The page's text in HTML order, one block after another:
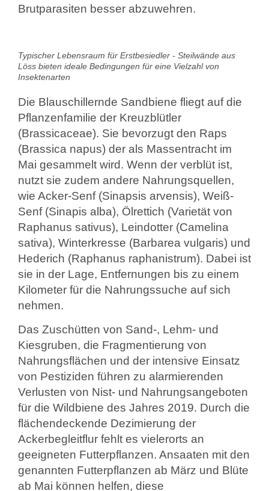
Brutparasiten besser abzuwehren.
Typischer Lebensraum für Erstbesiedler - Steilwände aus
Löss bieten ideale Bedingungen für eine Vielzahl von
Insektenarten
Die Blauschillernde Sandbiene fliegt auf die
Pflanzenfamilie der Kreuzblütler
(Brassicaceae). Sie bevorzugt den Raps
(Brassica napus) der als Massentracht im
Mai gesammelt wird. Wenn der verblüt ist,
nutzt sie zudem andere Nahrungsquellen,
wie Acker-Senf (Sinapsis arvensis), Weiß-
Senf (Sinapis alba), Ölrettich (Varietät von
Raphanus sativus), Leindotter (Camelina
sativa), Winterkresse (Barbarea vulgaris) und
Hederich (Raphanus raphanistrum). Dabei ist
sie in der Lage, Entfernungen bis zu einem
Kilometer für die Nahrungssuche auf sich
nehmen.
Das Zuschütten von Sand-, Lehm- und
Kiesgruben, die Fragmentierung von
Nahrungsflächen und der intensive Einsatz
von Pestiziden führen zu alarmierenden
Verlusten von Nist- und Nahrungsangeboten
für die Wildbiene des Jahres 2019. Durch die
flächendeckende Dezimierung der
Ackerbegleitflur fehlt es vielerorts an
geeigneten Futterpflanzen. Ansaaten mit den
genannten Futterpflanzen ab März und Blüte
ab Mai können helfen, diese